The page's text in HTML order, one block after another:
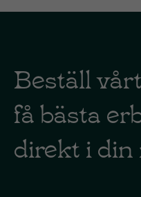
Beställ
få bästa
direkt i din